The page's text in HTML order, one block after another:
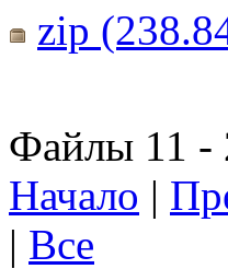
zip
Файлы 11 -
Начало |
| Все